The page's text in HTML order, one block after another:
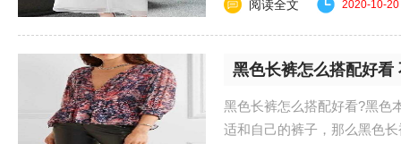
阅读全文 2020-10-20
黑色长裤怎么搭配好
黑色长裤怎么搭配好看?黑色
适和自己的裤子，那么黑色